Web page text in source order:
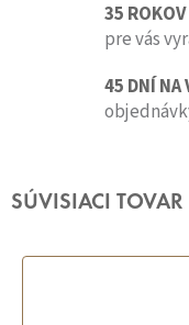
35
pre vás
45 DNÍ NA
SÚVISIACI TOVAR